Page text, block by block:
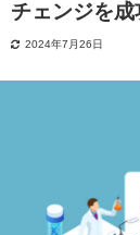
チェンジを
2024年7月26日